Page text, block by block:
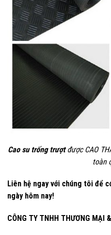
Cao su trống trượtđược CAO
toàn
Liên hệ ngay với chúng tôi để
ngày hôm nay!
CÔNG TY TNHH THƯƠNG MẠI